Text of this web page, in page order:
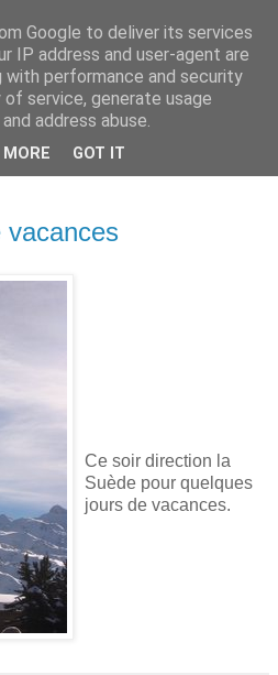
: j’associe souvent le sucré-
aux quantités de gras et de
suis diététicienne...)
vacances
Ce soir direction la
Suède pour quelques
jours de vacances.
Google to deliver its services
IP address and user-agent are
with performance and security
service, generate usage
address abuse.
MORE GOT IT